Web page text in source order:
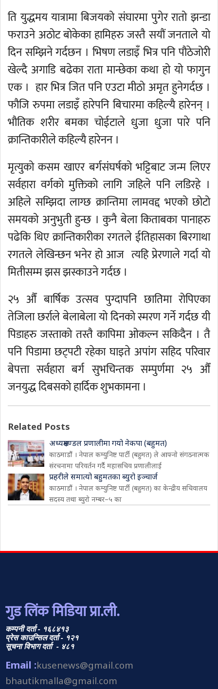
ति युद्धमय यात्रामा बिजयको संघारमा पुगेर रातो झन्डा
फराउने अठोट बोकेका हामिहरु जस्तै सयौं जनताले यो
दिन सम्झिने गर्दछन । भिषण लडाइँ भित्र पनि पौठेजोरी
खेल्दै अगाडि बढेका राता मान्छेका कथा हो यो फागुन
एक । हार भित्र जित पनि एउटा मीठो अमृत हुनेगर्दछ ।
फौजि रुपमा लडाइँ हारेपनि बिचारमा कहिल्यै हारेनन् ।
भौतिक शरीर बमका चोईटाले धुजा धुजा पारे पनि
क्रान्तिकारीले कहिल्यै हारेनन ।
मृत्युको कसम खाएर बर्गसंघर्षको भट्टिबाट जन्म लिएर
सर्वहारा वर्गको मुक्तिको लागि जहिले पनि लडिरहे ।
अहिले सम्झिदा लाग्छ क्रान्तिमा लामवद्द भएको छोटो
समयको अनुभुती हुन्छ । कुनै बेला किताबका पानाहरु
पढेकि थिए क्रान्तिकारीका रगतले ईतिहासका बिरगाथा
रगतले लेखिन्छन भनेर हो आज त्यहि प्रेरणाले गर्दा यो
मितीसम्म झस झस्काउने गर्दछ ।
२५ औँ बार्षिक उत्सव पुग्दापनि छातिमा रोपिएका
तेजिला छर्राले बेलाबेला यो दिनको स्मरण गर्ने गर्दछ यी
पिडाहरु जस्ताको तस्तै कापिमा ओकल्न सकिदैन । तै
पनि पिडामा छट्पटी रहेका घाइते अपांग सहिद परिवार
बेपत्ता सर्वहारा बर्ग सुभचिन्तक सम्पुर्णमा २५ औँ
जनयुद्ध दिबसको हार्दिक शुभकामना ।
Related Posts
अध्यक्षमण्डल प्रणालीमा गयो नेकपा (बहुमत)
काठमाडौं । नेपाल कम्युनिष्ट पार्टी (बहुमत) ले आफ्नो संगठनात्मक
संरचनामा परिवर्तन गर्दै महासचिव प्रणालीलाई
प्रहरीले समात्यो बहुमतका ब्युरो इञ्चार्ज
काठमाडौं । नेपाल कम्युनिष्ट पार्टी (बहुमत) का केन्द्रीय सचिवालय
सदस्य तथा ब्युरो नम्बर–५ का
गुड लिंक मिडिया प्रा.ली.
कम्पनी दर्ता - १६८४१३
प्रेस काउन्सिल दर्ता - १२१
सूचना विभाग दर्ता - ४८१
Email :kusenews@gmail.com
bhautikmalla@gmail.com